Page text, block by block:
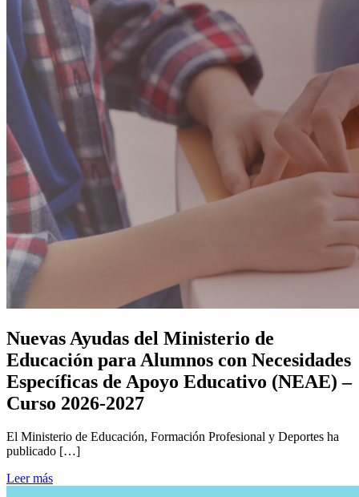
Nuevas Ayudas del Ministerio de
Educación para Alumnos con Necesidades
Específicas de Apoyo Educativo (NEAE) –
Curso 2026-2027
El Ministerio de Educación, Formación Profesional y Deportes ha
publicado […]
Leer más